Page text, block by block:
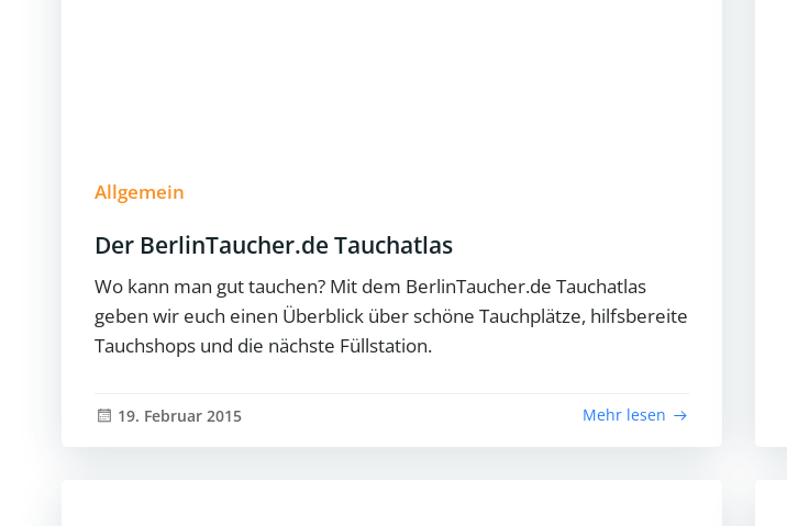
Allgemein
Der BerlinTaucher.de Tauchatlas
Wo kann man gut tauchen? Mit dem BerlinTaucher.de Tauchatlas
geben wir euch einen Überblick über schöne Tauchplätze, hilfsbereite
Tauchshops und die nächste Füllstation.
19. Februar 2015 Mehr lesen